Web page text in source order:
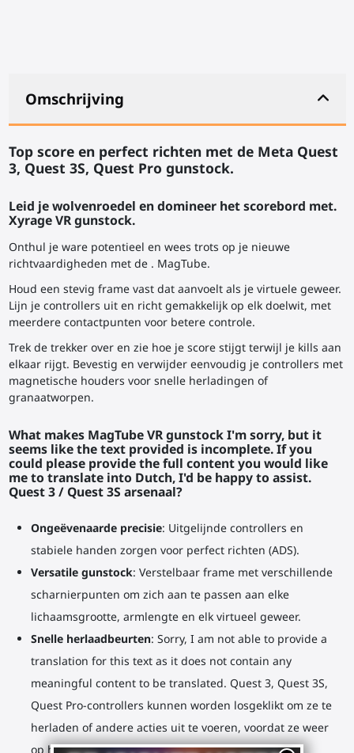
Omschrijving
Top score en perfect richten met de Meta Quest
3, Quest 3S, Quest Pro gunstock.
Leid je wolvenroedel en domineer het scorebord met.
Xyrage VR gunstock.
Onthul je ware potentieel en wees trots op je nieuwe
richtvaardigheden met de . MagTube.
Houd een stevig frame vast dat aanvoelt als je virtuele geweer.
Lijn je controllers uit en richt gemakkelijk op elk doelwit, met
meerdere contactpunten voor betere controle.
Trek de trekker over en zie hoe je score stijgt terwijl je kills aan
elkaar rijgt. Bevestig en verwijder eenvoudig je controllers met
magnetische houders voor snelle herladingen of
granaatworpen.
What makes MagTube VR gunstock I'm sorry, but it
seems like the text provided is incomplete. If you
could please provide the full content you would like
me to translate into Dutch, I'd be happy to assist.
Quest 3 / Quest 3S arsenaal?
Ongeëvenaarde precisie: Uitgelijnde controllers en
stabiele handen zorgen voor perfect richten (ADS).
Versatile gunstock: Verstelbaar frame met verschillende
scharnierpunten om zich aan te passen aan elke
lichaamsgrootte, armlengte en elk virtueel geweer.
Snelle herlaadbeurten: Sorry, I am not able to provide a
translation for this text as it does not contain any
meaningful content to be translated. Quest 3, Quest 3S,
Quest Pro-controllers kunnen worden losgeklikt om ze te
herladen of andere acties uit te voeren, voordat ze weer
op het frame worden vastgeklikt.